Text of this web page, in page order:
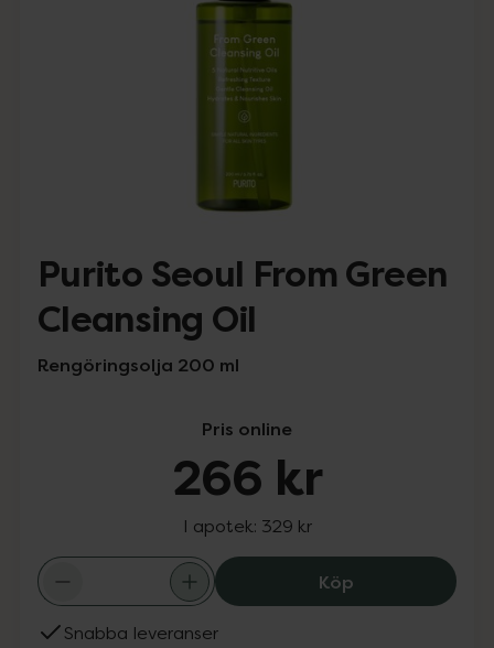
Purito Seoul From Green
Cleansing Oil
Rengöringsolja 200 ml
Pris online
266 kr
I apotek: 329 kr
KöpPurito Seoul
Snabba leveranser